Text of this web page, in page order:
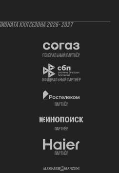
КХЛ СЕЗОНА 2026- 2027
генеральный партнёр
официальный партнёр
партнёр
партнёр
партнёр